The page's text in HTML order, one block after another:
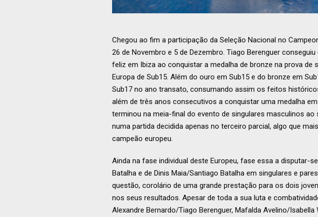
Chegou ao fim a participação da Seleção Nacional no
26 de Novembro e 5 de Dezembro. Tiago Berenguer
feliz em Ibiza ao conquistar a medalha de bronze na prova
Europa de Sub15. Além do ouro em Sub15 e do bronze em
Sub17 no ano transato, consumando assim os feitos
além de três anos consecutivos a conquistar uma medalha
terminou na meia-final do evento de singulares masculinos
numa partida decidida apenas no terceiro parcial, algo que
campeão europeu.
Ainda na fase individual deste Europeu, fase essa a disputar-
Batalha e de Dinis Maia/Santiago Batalha em singulares e
questão, corolário de uma grande prestação para os dois
nos seus resultados. Apesar de toda a sua luta e
Alexandre Bernardo/Tiago Berenguer, Mafalda Avelino/